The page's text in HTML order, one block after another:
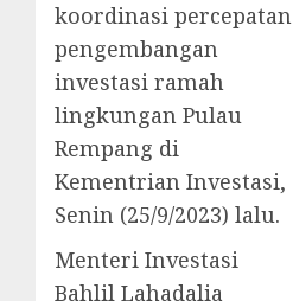
koordinasi percepatan
pengembangan
investasi ramah
lingkungan Pulau
Rempang di
Kementrian Investasi,
Senin (25/9/2023) lalu.
Menteri Investasi
Bahlil Lahadalia